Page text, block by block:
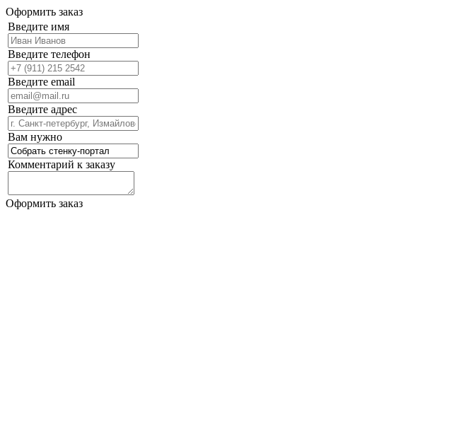
Оформить заказ
Введите имя
Введите телефон
Введите email
Введите адрес
Вам нужно
Комментарий к заказу
Оформить заказ